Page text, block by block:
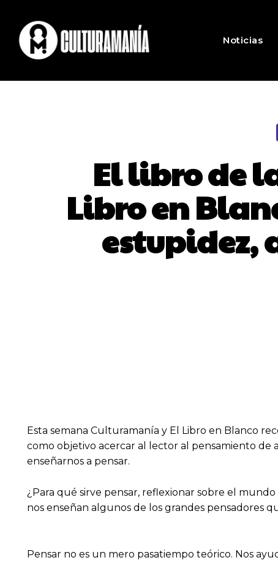
Noticias
El libro de
Libro en
estupidez,
Esta semana Culturamanía y El Libro en Blanco
como objetivo acercar al lector al pensamiento de
enseñarnos a pensar.
¿Para qué sirve pensar, reflexionar sobre el
nos enseñan algunos de los grandes pensadores
Pensar no es un mero pasatiempo teórico. Nos